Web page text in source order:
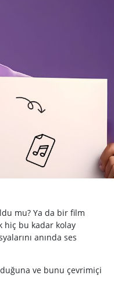
mu? Ya da bir film
hiç bu kadar kolay
anında ses
ve bunu çevrimiçi